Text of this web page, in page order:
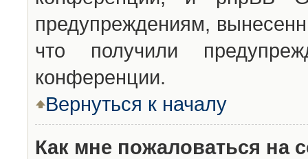
предупреждениям,
что получили
конференции.
Вернуться к началу
Как мне пожаловаться на